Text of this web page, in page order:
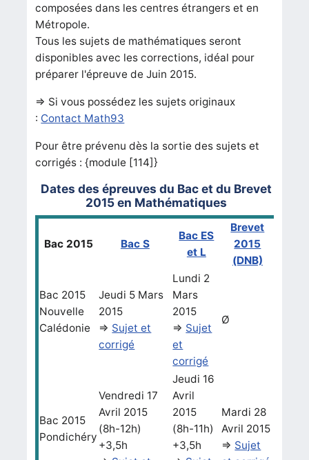
composées dans les centres étrangers et en
Métropole.
Tous les sujets de mathématiques seront
disponibles avec les corrections, idéal pour
préparer l'épreuve de Juin 2015.
=> Si vous possédez les sujets originaux
: Contact Math93
Pour être prévenu dès la sortie des sujets et
corrigés : {module [114]}
Dates des épreuves du Bac et du Brevet
2015 en Mathématiques
Bac 2015 Bac S
Bac ES
et L
Brevet
2015
(DNB)
Bac 2015
Nouvelle
Calédonie
Jeudi 5 Mars
2015
=> Sujet et
corrigé
Lundi 2
Mars
2015
=> Sujet
et
corrigé
Ø
Bac 2015
Pondichéry
Vendredi 17
Avril 2015
(8h-12h)
+3,5h
Jeudi 16
Avril
2015
(8h-11h)
+3,5h
Mardi 28
Avril 2015
=> Sujet